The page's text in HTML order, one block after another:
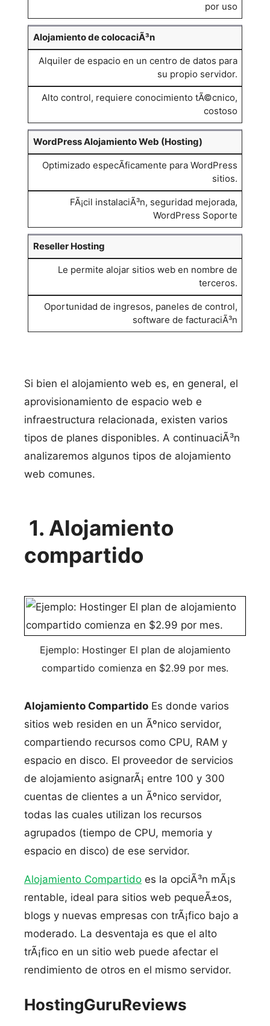
por uso
Alojamiento de colocaciÃ³n
Alquiler de espacio en un centro de datos para
su propio servidor.
Alto control, requiere conocimiento tÃ©cnico,
costoso
WordPress Alojamiento Web (Hosting)
Optimizado especÃ­ficamente para WordPress
sitios.
FÃ¡cil instalaciÃ³n, seguridad mejorada,
WordPress Soporte
Reseller Hosting
Le permite alojar sitios web en nombre de
terceros.
Oportunidad de ingresos, paneles de control,
software de facturaciÃ³n
Si bien el alojamiento web es, en general, el
aprovisionamiento de espacio web e
infraestructura relacionada, existen varios
tipos de planes disponibles. A continuaciÃ³n
analizaremos algunos tipos de alojamiento
web comunes.
1. Alojamiento
compartido
Ejemplo: Hostinger El plan de alojamiento
compartido comienza en $2.99 por mes.
Alojamiento Compartido Es donde varios
sitios web residen en un Ãºnico servidor,
compartiendo recursos como CPU, RAM y
espacio en disco. El proveedor de servicios
de alojamiento asignarÃ¡ entre 100 y 300
cuentas de clientes a un Ãºnico servidor,
todas las cuales utilizan los recursos
agrupados (tiempo de CPU, memoria y
espacio en disco) de ese servidor.
Alojamiento Compartido es la opciÃ³n mÃ¡s
rentable, ideal para sitios web pequeÃ±os,
blogs y nuevas empresas con trÃ¡fico bajo a
moderado. La desventaja es que el alto
trÃ¡fico en un sitio web puede afectar el
rendimiento de otros en el mismo servidor.
HostingGuruReviews